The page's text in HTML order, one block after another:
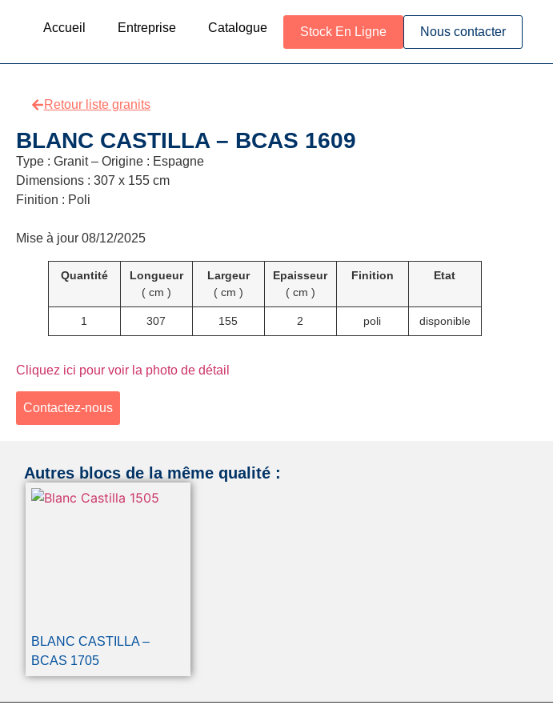
Accueil Entreprise Catalogue Stock En Ligne Nous contacter
Retour liste granits
BLANC CASTILLA – BCAS 1609
Type : Granit – Origine : Espagne
Dimensions : 307 x 155 cm
Finition : Poli
Mise à jour 08/12/2025
Quantité
Longueur
( cm )
Largeur
( cm )
Epaisseur
( cm )
Finition Etat
1 307 155 2 poli disponible
Cliquez ici pour voir la photo de détail
Contactez-nous
Autres blocs de la même qualité :
BLANC CASTILLA –
BCAS 1705